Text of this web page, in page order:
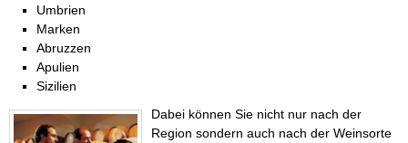
Umbrien
Marken
Abruzzen
Apulien
Sizilien
Dabei können Sie nicht nur nach der
Region sondern auch nach der Weinsorte